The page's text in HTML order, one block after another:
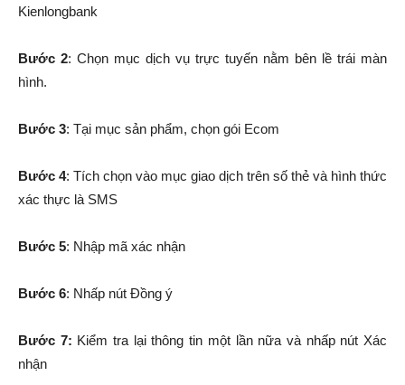
Kienlongbank
Bước 2: Chọn mục dịch vụ trực tuyến nằm bên lề trái màn
hình.
Bước 3: Tại mục sản phẩm, chọn gói Ecom
Bước 4: Tích chọn vào mục giao dịch trên số thẻ và hình thức
xác thực là SMS
Bước 5: Nhập mã xác nhận
Bước 6: Nhấp nút Đồng ý
Bước 7: Kiểm tra lại thông tin một lần nữa và nhấp nút Xác
nhận